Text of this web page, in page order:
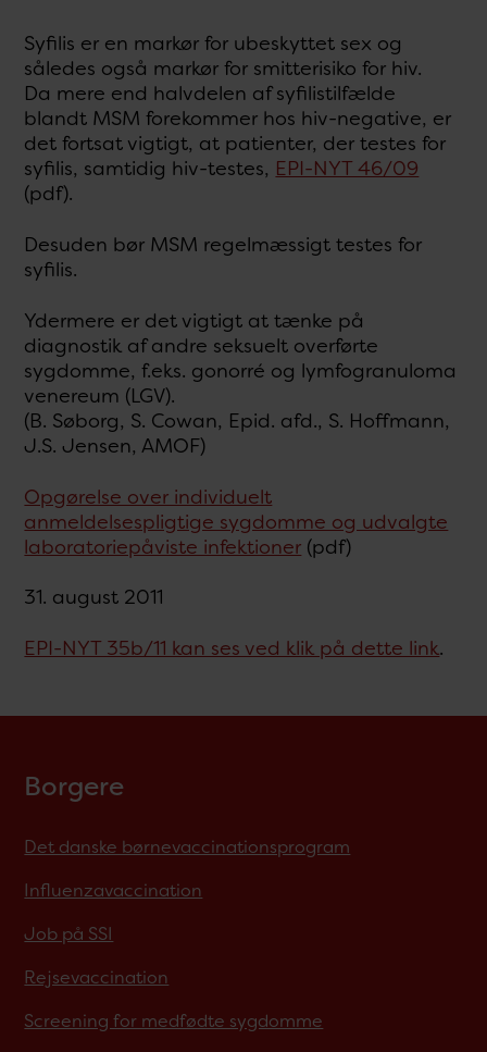
Syfilis er en markør for ubeskyttet sex og
således også markør for smitterisiko for hiv.
Da mere end halvdelen af syfilistilfælde
blandt MSM forekommer hos hiv-negative, er
det fortsat vigtigt, at patienter, der testes for
syfilis, samtidig hiv-testes, EPI-NYT 46/09
(pdf).
Desuden bør MSM regelmæssigt testes for
syfilis.
Ydermere er det vigtigt at tænke på
diagnostik af andre seksuelt overførte
sygdomme, f.eks. gonorré og lymfogranuloma
venereum (LGV).
(B. Søborg, S. Cowan, Epid. afd., S. Hoffmann,
J.S. Jensen, AMOF)
Opgørelse over individuelt
anmeldelsespligtige sygdomme og udvalgte
laboratoriepåviste infektioner (pdf)
31. august 2011
EPI-NYT 35b/11 kan ses ved klik på dette link.
Borgere
Det danske børnevaccinationsprogram
Influenzavaccination
Job på SSI
Rejsevaccination
Screening for medfødte sygdomme